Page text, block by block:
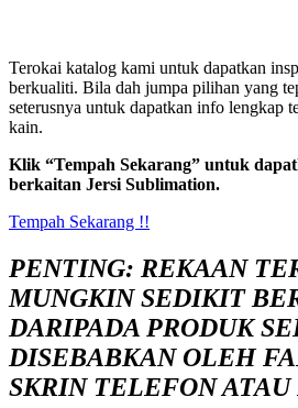
Terokai katalog kami untuk dapatkan
berkualiti. Bila dah jumpa pilihan yang
seterusnya untuk dapatkan info lengkap
kain.
Klik “Tempah Sekarang” untuk
berkaitan Jersi Sublimation.
Tempah Sekarang !!
PENTING: REKAAN
MUNGKIN SEDIKIT
DARIPADA PRODUK
DISEBABKAN OLEH
SKRIN TELEFON ATAU